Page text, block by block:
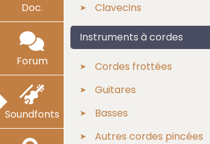
Doc.
Forum
Soundfonts
Clavecins
Instruments à cordes
Cordes frottées
Guitares
Basses
Autres cordes pincées